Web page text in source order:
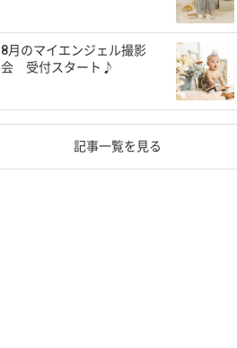
8月のマイエンジェル撮影
会 受付スタート♪
記事一覧を見る